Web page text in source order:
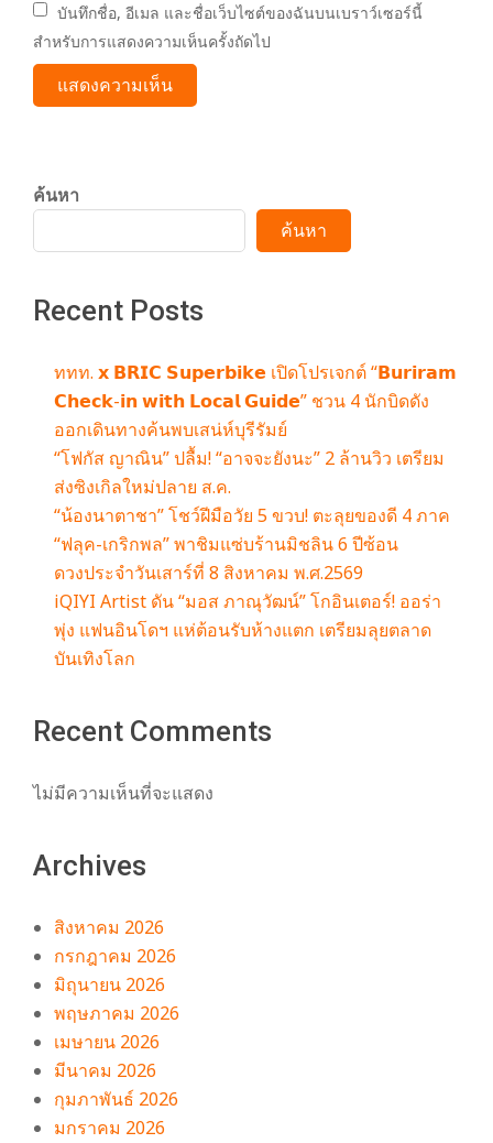
บันทึกชื่อ, อีเมล และชื่อเว็บไซต์ของฉันบนเบราว์เซอร์นี้
สำหรับการแสดงความเห็นครั้งถัดไป
ค้นหา
ค้นหา
Recent Posts
ททท. 𝘅 𝗕𝗥𝗜𝗖 𝗦𝘂𝗽𝗲𝗿𝗯𝗶𝗸𝗲 เปิดโปรเจกต์ “𝗕𝘂𝗿𝗶𝗿𝗮𝗺
𝗖𝗵𝗲𝗰𝗸-𝗶𝗻 𝘄𝗶𝘁𝗵 𝗟𝗼𝗰𝗮𝗹 𝗚𝘂𝗶𝗱𝗲” ชวน 4 นักบิดดัง
ออกเดินทางค้นพบเสน่ห์บุรีรัมย์
“โฟกัส ญาณิน” ปลื้ม! “อาจจะยังนะ” 2 ล้านวิว เตรียม
ส่งซิงเกิลใหม่ปลาย ส.ค.
“น้องนาตาชา” โชว์ฝีมือวัย 5 ขวบ! ตะลุยของดี 4 ภาค
“ฟลุค-เกริกพล” พาชิมแซ่บร้านมิชลิน 6 ปีซ้อน
ดวงประจำวันเสาร์ที่ 8 สิงหาคม พ.ศ.2569
iQIYI Artist ดัน “มอส ภาณุวัฒน์” โกอินเตอร์! ออร่า
พุ่ง แฟนอินโดฯ แห่ต้อนรับห้างแตก เตรียมลุยตลาด
บันเทิงโลก
Recent Comments
ไม่มีความเห็นที่จะแสดง
Archives
สิงหาคม 2026
กรกฎาคม 2026
มิถุนายน 2026
พฤษภาคม 2026
เมษายน 2026
มีนาคม 2026
กุมภาพันธ์ 2026
มกราคม 2026